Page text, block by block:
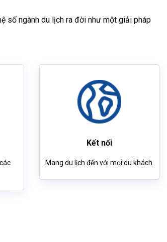
số ngành du lịch ra đời như một giải pháp
Kết nối
Mang du lịch đến với mọi du khách.